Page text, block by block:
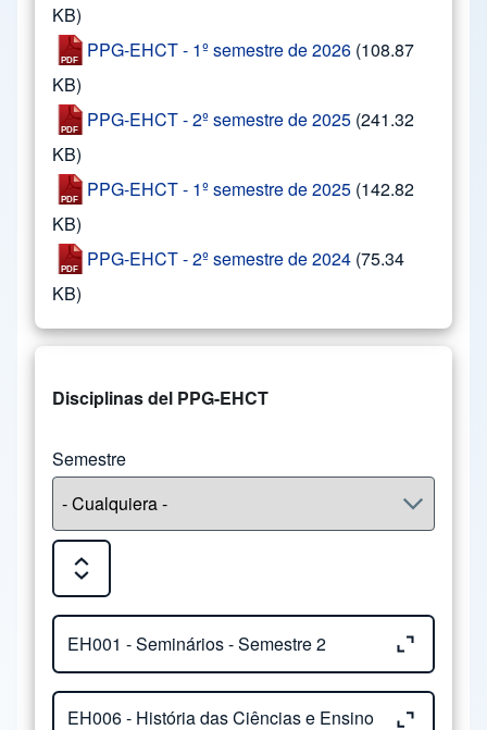
KB)
PPG-EHCT - 1º semestre de 2026 (108.87
KB)
PPG-EHCT - 2º semestre de 2025 (241.32
KB)
PPG-EHCT - 1º semestre de 2025 (142.82
KB)
PPG-EHCT - 2º semestre de 2024 (75.34
KB)
Disciplinas del PPG-EHCT
Semestre
Expand or Collapse all sections
EH001 - Seminários - Semestre 2
Close or Open tab vvja-pane-23265463-1-pane
Núcleo:Ensino e História de Ciências da
EH006 - História das Ciências e Ensino
Close or Open tab vvja-pane-23265463-2-pane